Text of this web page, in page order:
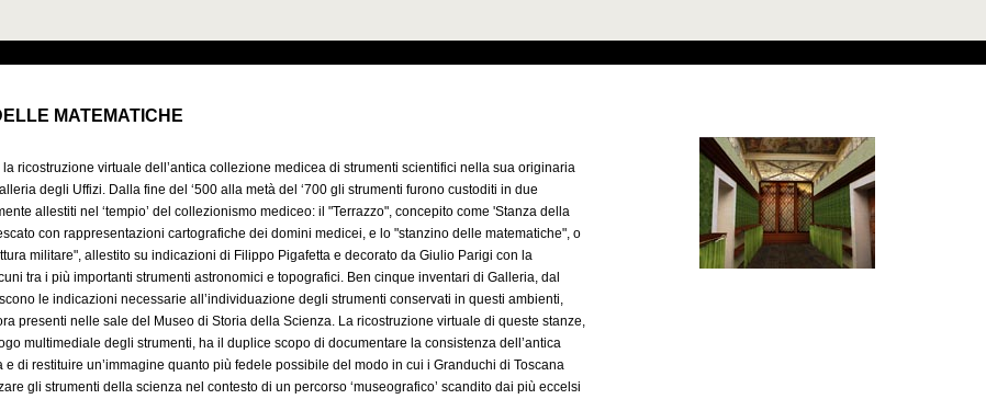
MATEMATICHE
ricostruzione virtuale dell’antica collezione medicea di strumenti scientifici nella sua originaria
degli Uffizi. Dalla fine del ‘500 alla metà del ‘700 gli strumenti furono custoditi in due
allestiti nel ‘tempio’ del collezionismo mediceo: il "Terrazzo", concepito come 'Stanza della
con rappresentazioni cartografiche dei domini medicei, e lo "stanzino delle matematiche", o
militare", allestito su indicazioni di Filippo Pigafetta e decorato da Giulio Parigi con la
tra i più importanti strumenti astronomici e topografici. Ben cinque inventari di Galleria, dal
le indicazioni necessarie all’individuazione degli strumenti conservati in questi ambienti,
presenti nelle sale del Museo di Storia della Scienza. La ricostruzione virtuale di queste stanze,
multimediale degli strumenti, ha il duplice scopo di documentare la consistenza dell’antica
e di restituire un’immagine quanto più fedele possibile del modo in cui i Granduchi di Toscana
gli strumenti della scienza nel contesto di un percorso ‘museografico’ scandito dai più eccelsi